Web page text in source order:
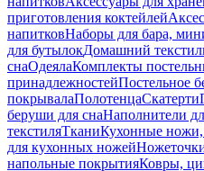
приготовления коктейлей
напитковНаборы для бара,
для бутылокДомашний
снаОдеялаКомплекты
принадлежностейПостельное
покрывалаПолотенцаСкатерти
беруши для снаНаполнители
текстиляТканиКухонные ножи,
для кухонных ножей
напольные покрытияКовры,